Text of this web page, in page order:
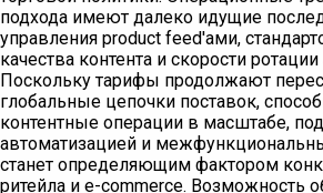
подхода имеют далеко идущие
управления product feed'ами,
качества контента и скорости
Поскольку тарифы продолжают
глобальные цепочки поставок,
контентные операции в масштабе,
автоматизацией и
станет определяющим фактором
ритейла и e-commerce. Возможность